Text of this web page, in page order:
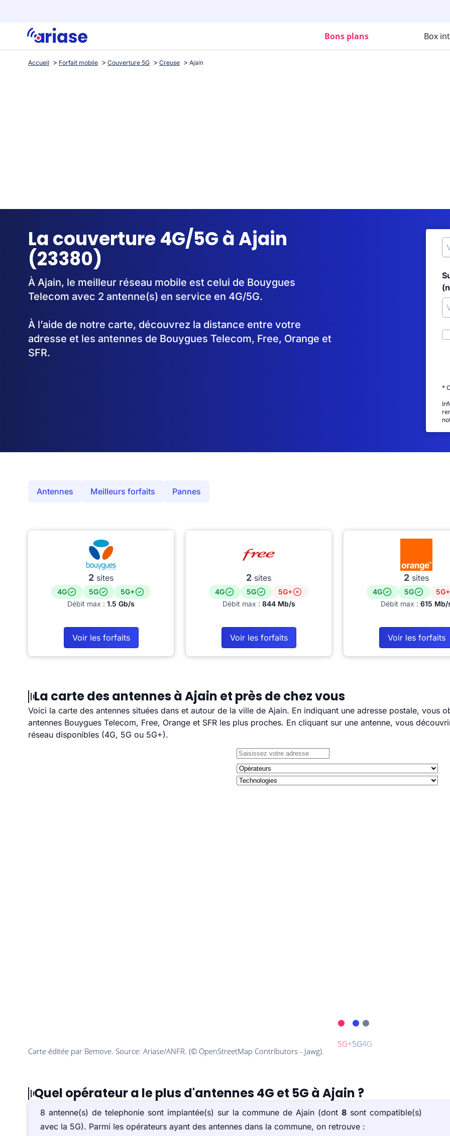
Bons plans Box
Accueil Forfait mobile Couverture 5G Creuse Ajain
La couverture 4G/5G à Ajain
(23380)
À Ajain, le meilleur réseau mobile est celui de Bouygues
Telecom avec 2 antenne(s) en service en 4G/5G.
À l’aide de notre carte, découvrez la distance entre votre
adresse et les antennes de Bouygues Telecom, Free, Orange et
SFR.
*
Antennes Meilleurs forfaits Pannes
2 sites
4G 5G
5G+
Débit max : 1.5 Gb/s
Voir les forfaits
2 sites
4G 5G
5G+
Débit max : 844 Mb/s
Voir les forfaits
2 sites
4G 5G
5G+
Débit max : 615 Mb/
Voir les forfaits
La carte des antennes à Ajain et près de chez vous
Voici la carte des antennes situées dans et autour de la ville de Ajain. En indiquant une adresse postale, vous
antennes Bouygues Telecom, Free, Orange et SFR les plus proches. En cliquant sur une antenne, vous
réseau disponibles (4G, 5G ou 5G+).
Quel opérateur a le plus d'antennes 4G et 5G à Ajain ?
8 antenne(s) de telephonie sont implantée(s) sur la commune de Ajain (dont8 sont compatible(s)
avec la 5G). Parmi les opérateurs ayant des antennes dans la commune, on retrouve :